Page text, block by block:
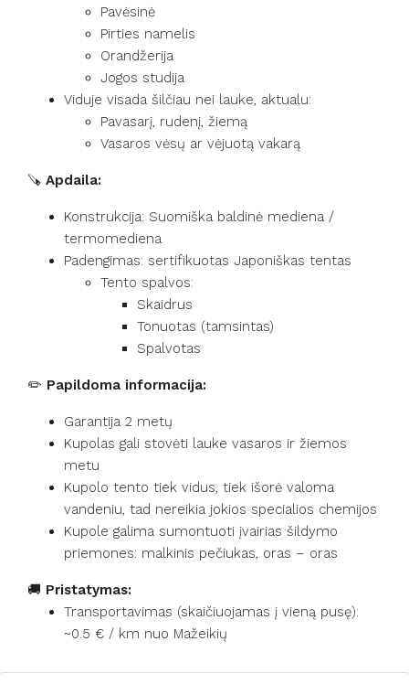
Pavėsinė
Pirties namelis
Orandžerija
Jogos studija
Viduje visada šilčiau nei lauke, aktualu:
Pavasarį, rudenį, žiemą
Vasaros vėsų ar vėjuotą vakarą
🪚 Apdaila:
Konstrukcija: Suomiška baldinė mediena /
termomediena
Padengimas: sertifikuotas Japoniškas tentas
Tento spalvos:
Skaidrus
Tonuotas (tamsintas)
Spalvotas
✏️ Papildoma informacija:
Garantija 2 metų
Kupolas gali stovėti lauke vasaros ir žiemos
metu
Kupolo tento tiek vidus, tiek išorė valoma
vandeniu, tad nereikia jokios specialios chemijos
Kupole galima sumontuoti įvairias šildymo
priemones: malkinis pečiukas, oras – oras
🚚 Pristatymas:
Transportavimas (skaičiuojamas į vieną pusę):
~0.5 € / km nuo Mažeikių